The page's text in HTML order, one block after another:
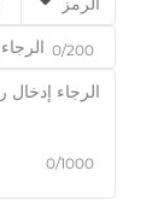
0/200
0/1000